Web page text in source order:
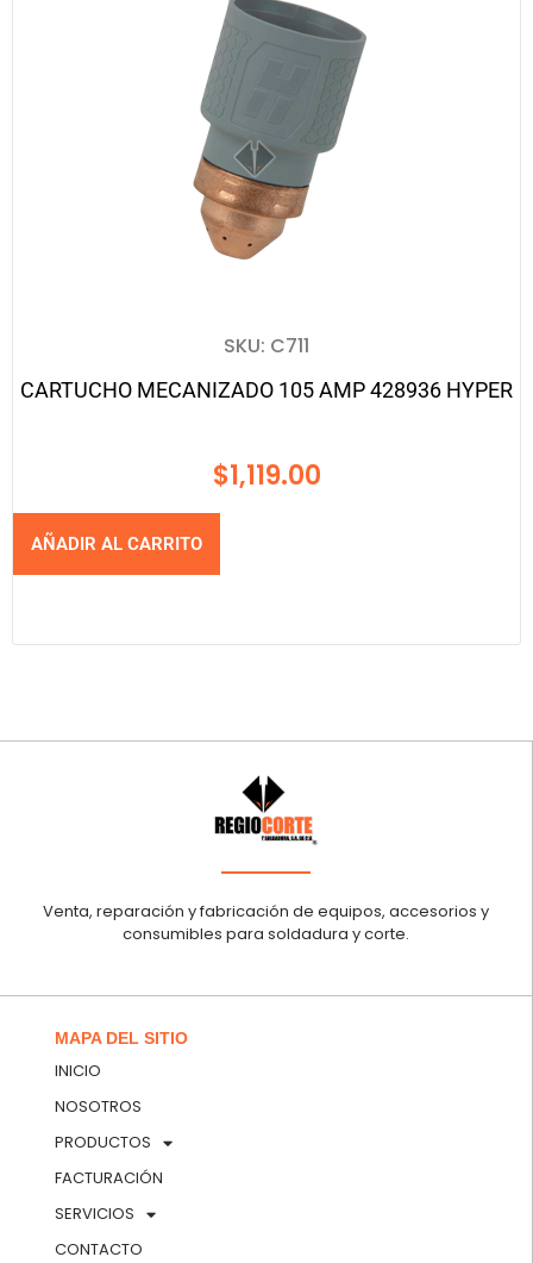
SKU: C711
CARTUCHO MECANIZADO 105 AMP 428936 HYPER
$1,119.00
AÑADIR AL CARRITO
Venta, reparación y fabricación de equipos, accesorios y
consumibles para soldadura y corte.
MAPA DEL SITIO
INICIO
NOSOTROS
PRODUCTOS
FACTURACIÓN
SERVICIOS
CONTACTO